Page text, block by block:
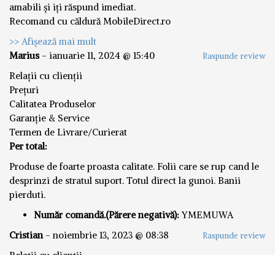
amabili și iți răspund imediat.
Recomand cu căldură MobileDirect.ro
>> Afișează mai mult
Marius- ianuarie 11, 2024 @ 15:40 Raspunde review
Relații cu clienții
Prețuri
Calitatea Produselor
Garanție & Service
Termen de Livrare/Curierat
Per total:
Produse de foarte proasta calitate. Folii care se rup cand le
desprinzi de stratul suport. Totul direct la gunoi. Banii
pierduti.
Număr comandă.(Părere negativă):YMEMUWA
Cristian - noiembrie 13, 2023 @ 08:38 Raspunde review